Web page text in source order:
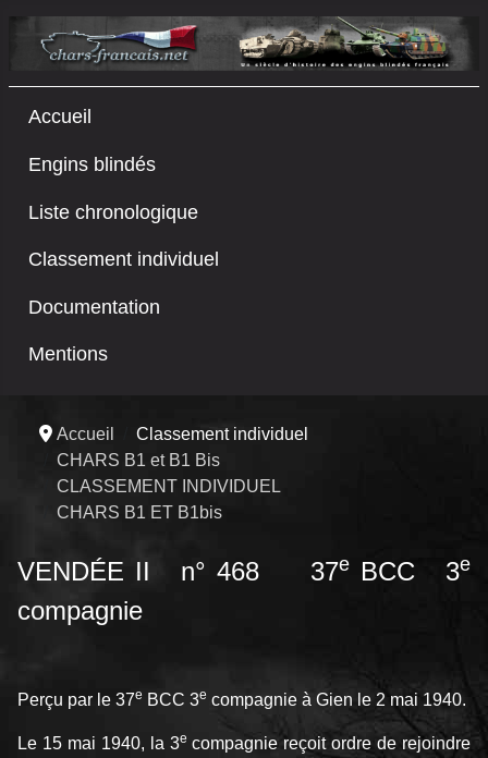
Accueil
Engins blindés
Liste chronologique
Classement individuel
Documentation
Mentions
Accueil
Classement individuel
CHARS B1 et B1 Bis
CLASSEMENT INDIVIDUEL
CHARS B1 ET B1bis
VENDÉE II n° 468 37e BCC 3e
compagnie
Perçu par le 37e BCC 3e compagnie à Gien le 2 mai 1940.
Le 15 mai 1940, la 3e compagnie reçoit ordre de rejoindre